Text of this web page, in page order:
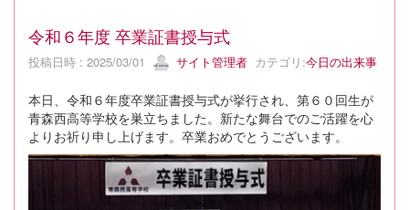
令和６年度 卒業証書授与式
投稿日時 : 2025/03/01 サイト管理者 カテゴリ:今日の出来事
本日、令和６年度卒業証書授与式が挙行され、第６０回生が
青森西高等学校を巣立ちました。新たな舞台でのご活躍を心
よりお祈り申し上げます。卒業おめでとうございます。